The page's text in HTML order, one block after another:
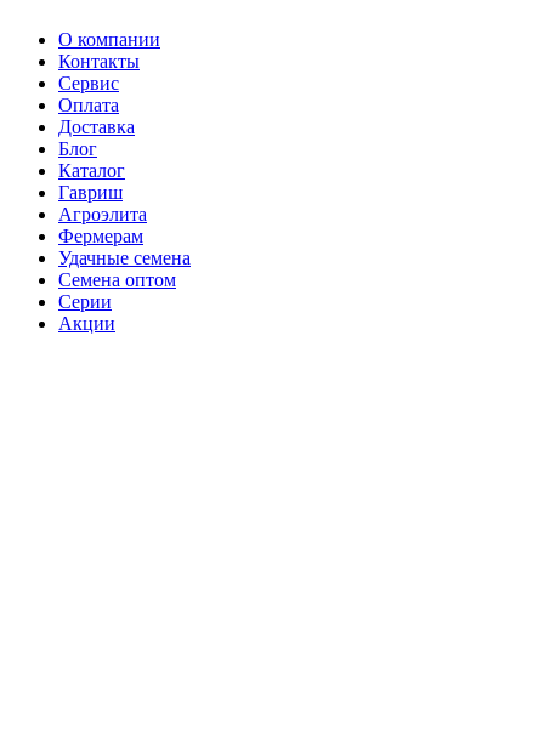
О компании
Контакты
Сервис
Оплата
Доставка
Блог
Каталог
Гавриш
Агроэлита
Фермерам
Удачные семена
Семена оптом
Серии
Акции